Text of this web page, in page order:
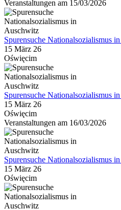
Veranstaltungen am 15/03/2026
Spurensuche Nationalsozialismus
15 März 26
Oświęcim
Spurensuche Nationalsozialismus
15 März 26
Oświęcim
Veranstaltungen am 16/03/2026
Spurensuche Nationalsozialismus
15 März 26
Oświęcim